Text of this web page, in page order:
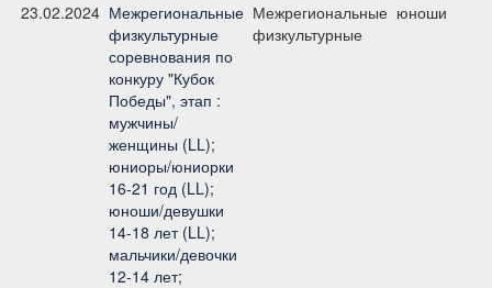
23.02.2024 Межрегиональные
физкультурные
соревнования по
конкуру "Кубок
Победы", этап :
мужчины/
женщины (LL);
юниоры/юниорки
16-21 год (LL);
юноши/девушки
14-18 лет (LL);
мальчики/девочки
12-14 лет;
Межрегиональные
физкультурные
юноши